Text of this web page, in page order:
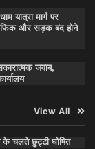
यात्रा मार्ग पर
और सड़क बंद होने
जवाब,
View All
के चलते छुट्टी घोषित